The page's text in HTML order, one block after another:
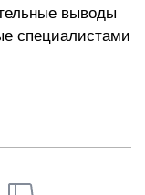
выводы
специалистами